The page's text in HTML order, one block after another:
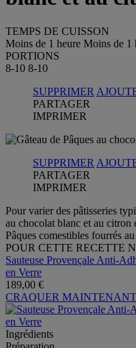
TEMPS DE CUISSON
Moins de 1 heure Moins de 1
PORTIONS
8-10 8-10
SUPPRIMER
PARTAGER
IMPRIMER
SUPPRIMER
PARTAGER
IMPRIMER
Pour varier des pâtisseries
au chocolat blanc et au citron
Pâques comestibles fourrés
POUR CETTE RECETTE
Sauteuse Provençale Anti-
en Verre
189,00 €
CRAQUER MAINTENANT
Ingrédients